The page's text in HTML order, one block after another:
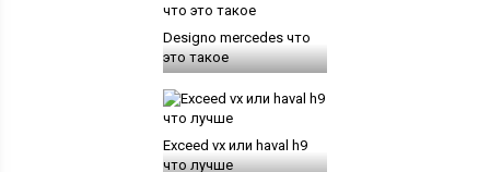
Designo mercedes что
это такое
Exceed vx или haval h9
что лучше